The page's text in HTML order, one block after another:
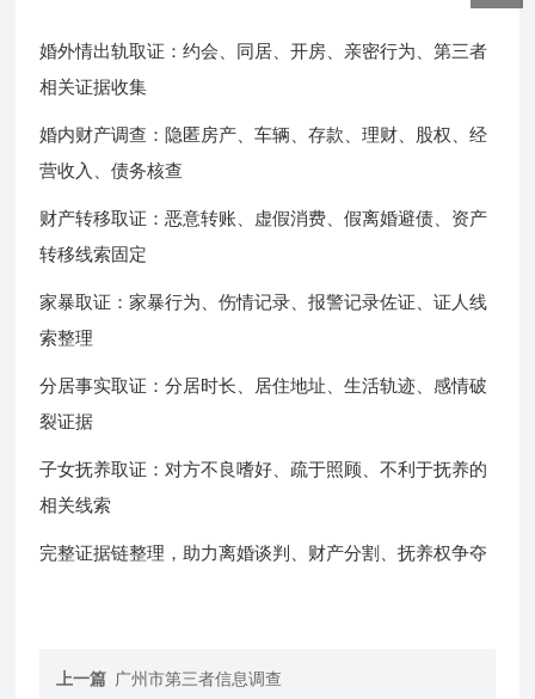
婚外情出轨取证：约会、同居、开房、亲密行为、第三者
相关证据收集
婚内财产调查：隐匿房产、车辆、存款、理财、股权、经
营收入、债务核查
财产转移取证：恶意转账、虚假消费、假离婚避债、资产
转移线索固定
家暴取证：家暴行为、伤情记录、报警记录佐证、证人线
索整理
分居事实取证：分居时长、居住地址、生活轨迹、感情破
裂证据
子女抚养取证：对方不良嗜好、疏于照顾、不利于抚养的
相关线索
完整证据链整理，助力离婚谈判、财产分割、抚养权争夺
上一篇 广州市第三者信息调查